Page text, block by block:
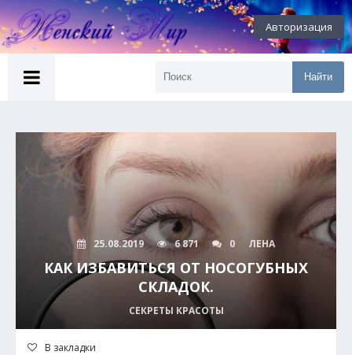
Авторизация
Найти
25.08.2019 6 871 0 ЛЕНА
КАК ИЗБАВИТЬСЯ ОТ НОСОГУБНЫХ
СКЛАДОК.
СЕКРЕТЫ КРАСОТЫ
В закладки